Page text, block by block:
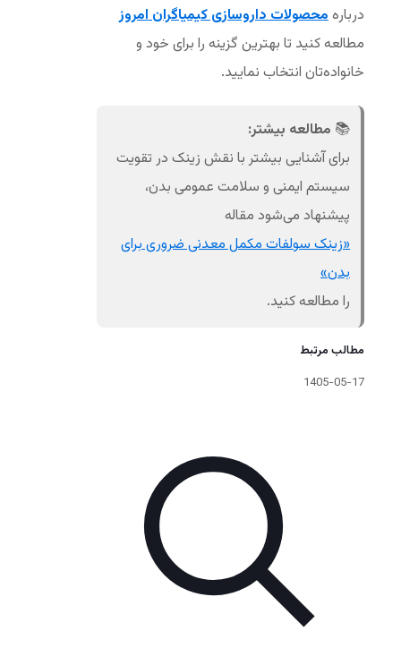
دربارهمحصولات داروسازی کیمیاگران امروز
مطالعه کنید تا بهترین گزینه را برای خود و
خانواده‌تان انتخاب نمایید.
📚 مطالعه بیشتر:
برای آشنایی بیشتر با نقش زینک در تقویت
سیستم ایمنی و سلامت عمومی بدن،
پیشنهاد می‌شود مقاله
«زینک سولفات مکمل معدنی ضروری برای
بدن»
را مطالعه کنید.
مطالب مرتبط
1405-05-17